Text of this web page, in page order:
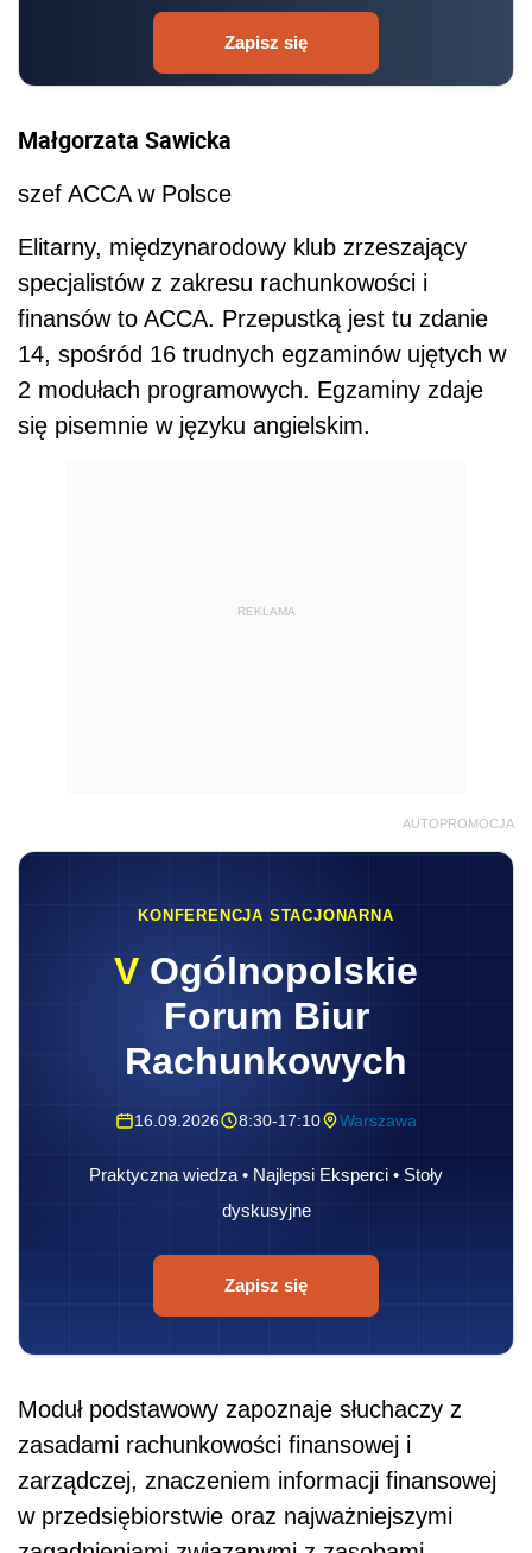
Zapisz się
Małgorzata Sawicka
szef ACCA w Polsce
Elitarny, międzynarodowy klub zrzeszający
specjalistów z zakresu rachunkowości i
finansów to ACCA. Przepustką jest tu zdanie
14, spośród 16 trudnych egzaminów ujętych w
2 modułach programowych. Egzaminy zdaje
się pisemnie w języku angielskim.
REKLAMA
AUTOPROMOCJA
KONFERENCJA STACJONARNA
V Ogólnopolskie
Forum Biur
Rachunkowych
16.09.2026 8:30-17:10 Warszawa
Praktyczna wiedza • Najlepsi Eksperci • Stoły
dyskusyjne
Zapisz się
Moduł podstawowy zapoznaje słuchaczy z
zasadami rachunkowości finansowej i
zarządczej, znaczeniem informacji finansowej
w przedsiębiorstwie oraz najważniejszymi